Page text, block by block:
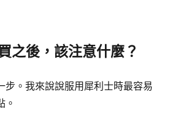
之後，該注意什麼？
步。我來說說服用犀利士時最容易
。